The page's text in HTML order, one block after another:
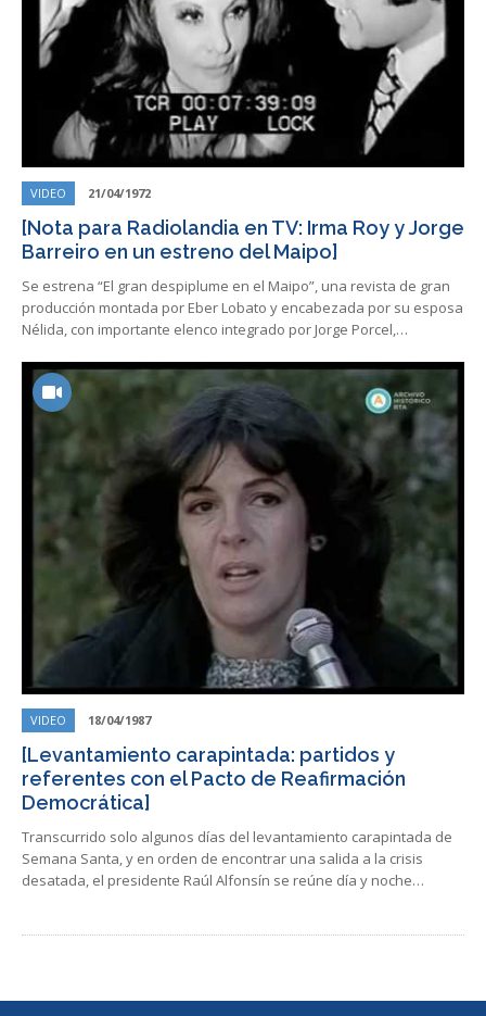
VIDEO 21/04/1972
[Nota para Radiolandia en TV: Irma Roy y Jorge
Barreiro en un estreno del Maipo]
Se estrena “El gran despiplume en el Maipo”, una revista de gran
producción montada por Eber Lobato y encabezada por su esposa
Nélida, con importante elenco integrado por Jorge Porcel,…
VIDEO 18/04/1987
[Levantamiento carapintada: partidos y
referentes con el Pacto de Reafirmación
Democrática]
Transcurrido solo algunos días del levantamiento carapintada de
Semana Santa, y en orden de encontrar una salida a la crisis
desatada, el presidente Raúl Alfonsín se reúne día y noche…